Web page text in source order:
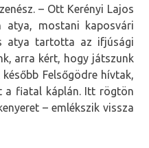
– Ott Kerényi Lajos
atya, mostani kaposvári
atya tartotta az ifjúsági
arra kért, hogy játszunk
Felsőgödre hívtak,
a fiatal káplán. Itt rögtön
– emlékszik vissza